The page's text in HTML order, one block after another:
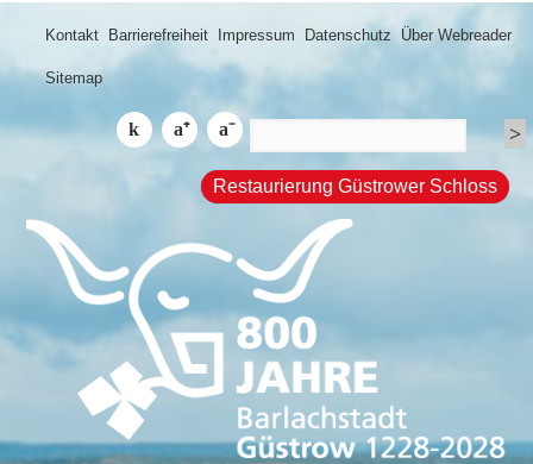
Kontakt Barrierefreiheit Impressum Datenschutz Über Webreader
Sitemap
Restaurierung Güstrower Schloss